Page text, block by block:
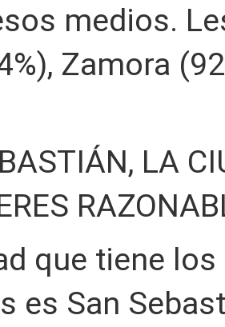
medios.
Zamora
LA
que tiene
es San